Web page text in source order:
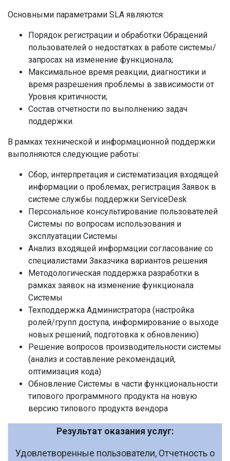
Основными параметрами SLA являются:
Порядок регистрации и обработки Обращений
пользователей о недостатках в работе системы/
запросах на изменение функционала;
Максимальное время реакции, диагностики и
время разрешения проблемы в зависимости от
Уровня критичности;
Состав отчетности по выполнению задач
поддержки.
В рамках технической и информационной поддержки
выполняются следующие работы:
Сбор, интерпретация и систематизация входящей
информации о проблемах, регистрация Заявок в
системе службы поддержки ServiceDesk
Персональное консультирование пользователей
Системы по вопросам использования и
эксплуатации Системы
Анализ входящей информации согласование со
специалистами Заказчика вариантов решения
Методологическая поддержка разработки в
рамках заявок на изменение функционала
Системы
Техподдержка Администратора (настройка
ролей/групп доступа, информирование о выходе
новых решений, подготовка к обновлению)
Решение вопросов производительности системы
(анализ и составление рекомендаций,
оптимизация кода)
Обновление Системы в части функциональности
типового программного продукта на новую
версию типового продукта вендора
Результат оказания услуг:
Удовлетворенные пользователи, Отчетность о